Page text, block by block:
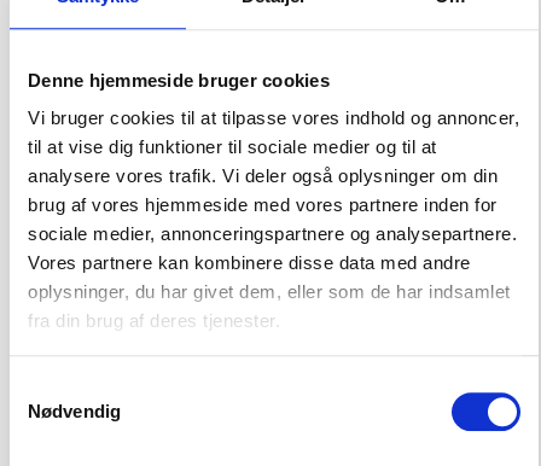
Denne hjemmeside bruger cookies
Vi bruger cookies til at tilpasse vores indhold og annoncer,
til at vise dig funktioner til sociale medier og til at
analysere vores trafik. Vi deler også oplysninger om din
brug af vores hjemmeside med vores partnere inden for
sociale medier, annonceringspartnere og analysepartnere.
Vores partnere kan kombinere disse data med andre
oplysninger, du har givet dem, eller som de har indsamlet
fra din brug af deres tjenester.
Nødvendig
Subtotal
Samlerabat
Total
inkl. moms (25%)